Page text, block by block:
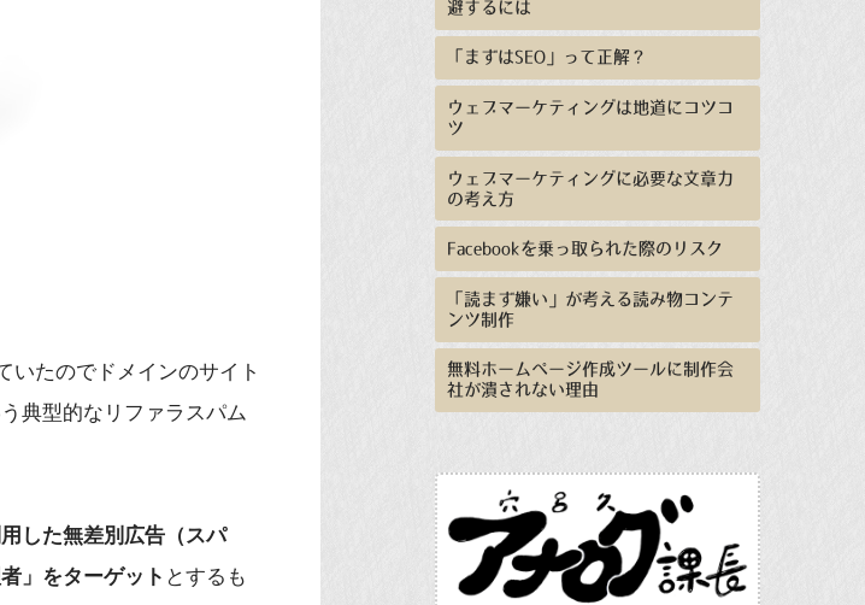
いたのでドメインのサイト
典型的なリファラスパム
した無差別広告（スパ
」をターゲット とするも
避するには
「まずはSEO」って正解？
ウェブマーケティングは地道にコツコ
ツ
ウェブマーケティングに必要な文章力
の考え方
Facebookを乗っ取られた際のリスク
「読まず嫌い」が考える読み物コンテ
ンツ制作
無料ホームページ作成ツールに制作会
社が潰されない理由